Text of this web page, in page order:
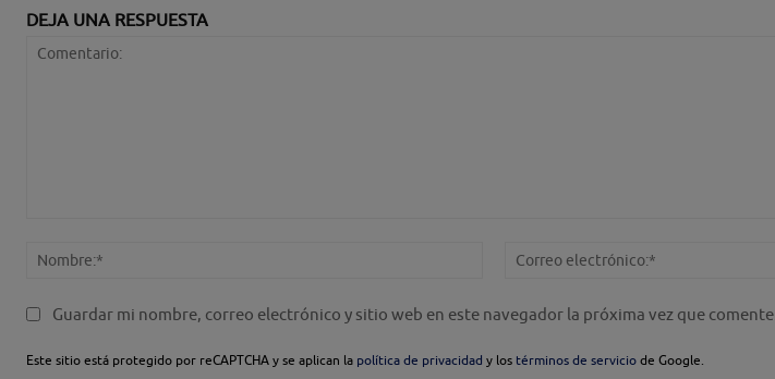
DEJA UNA RESPUESTA
Nombre:*
Guardar mi nombre, correo electrónico y sitio web en este navegador la próxima vez que comente.
Este sitio está protegido por reCAPTCHA y se aplican la política de privacidad y los términos de servicio de Google.